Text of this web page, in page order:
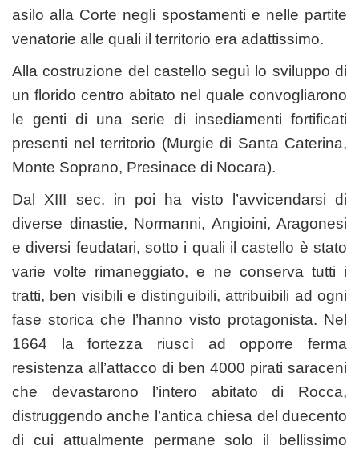
asilo alla Corte negli spostamenti e nelle partite
venatorie alle quali il territorio era adattissimo.
Alla costruzione del castello seguì lo sviluppo di
un florido centro abitato nel quale convogliarono
le genti di una serie di insediamenti fortificati
presenti nel territorio (Murgie di Santa Caterina,
Monte Soprano, Presinace di Nocara).
Dal XIII sec. in poi ha visto l’avvicendarsi di
diverse dinastie, Normanni, Angioini, Aragonesi
e diversi feudatari, sotto i quali il castello è stato
varie volte rimaneggiato, e ne conserva tutti i
tratti, ben visibili e distinguibili, attribuibili ad ogni
fase storica che l’hanno visto protagonista. Nel
1664 la fortezza riuscì ad opporre ferma
resistenza all’attacco di ben 4000 pirati saraceni
che devastarono l’intero abitato di Rocca,
distruggendo anche l’antica chiesa del duecento
di cui attualmente permane solo il bellissimo